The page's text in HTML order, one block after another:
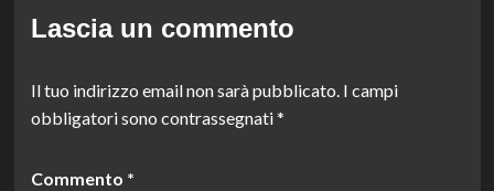
Lascia un commento
Il tuo indirizzo email non sarà pubblicato. I campi
obbligatori sono contrassegnati*
Commento *